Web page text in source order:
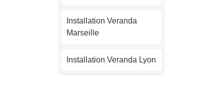
Installation Veranda
Marseille
Installation Veranda Lyon